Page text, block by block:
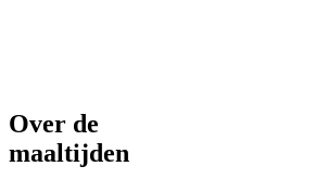
Over de
maaltijden